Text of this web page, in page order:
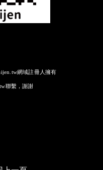
網域註冊人擁有
聯繫，謝謝